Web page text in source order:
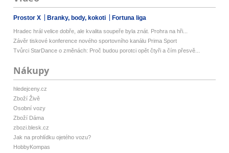
Prostor X Branky, body, kokoti Fortuna liga
Hradec hrál velice dobře, ale kvalita soupeře byla znát. Prohra na hři...
Závěr tiskové konference nového sportovního kanálu Prima Sport
Tvůrci StarDance o změnách: Proč budou porotci opět čtyři a čím přesvě...
Nákupy
hledejceny.cz
Zboží Živě
Osobní vozy
Zboží Dáma
zbozi.blesk.cz
Jak na prohlídku ojetého vozu?
HobbyKompas